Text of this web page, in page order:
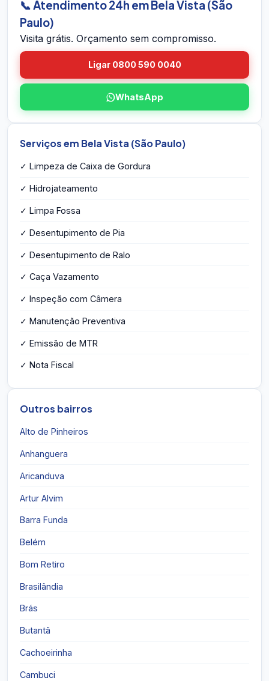
problemas estruturais e entrega o orçamento
por escrito na hora — sem compromisso e sem
taxa de visita.
📞 Atendimento 24h em Bela Vista (São
Paulo)
Visita grátis. Orçamento sem compromisso.
Ligar 0800 590 0040
WhatsApp
Serviços em Bela Vista (São Paulo)
✓ Limpeza de Caixa de Gordura
✓ Hidrojateamento
✓ Limpa Fossa
✓ Desentupimento de Pia
✓ Desentupimento de Ralo
✓ Caça Vazamento
✓ Inspeção com Câmera
✓ Manutenção Preventiva
✓ Emissão de MTR
✓ Nota Fiscal
Outros bairros
Alto de Pinheiros
Anhanguera
Aricanduva
Artur Alvim
Barra Funda
Belém
Bom Retiro
Brasilândia
Brás
Butantã
Cachoeirinha
Cambuci